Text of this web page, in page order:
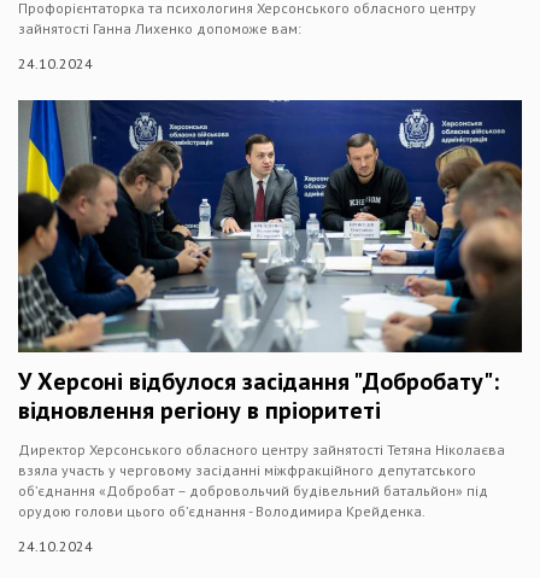
Профорієнтаторка та психологиня Херсонського обласного центру
зайнятості Ганна Лихенко допоможе вам:
24.10.2024
У Херсоні відбулося засідання "Добробату":
відновлення регіону в пріоритеті
Директор Херсонського обласного центру зайнятості Тетяна Ніколаєва
взяла участь у черговому засіданні міжфракційного депутатського
об’єднання «Добробат – добровольчий будівельний батальйон» під
орудою голови цього об’єднання - Володимира Крейденка.
24.10.2024